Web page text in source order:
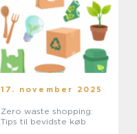
17. november 2025
Zero waste shopping:
Tips til bevidste køb